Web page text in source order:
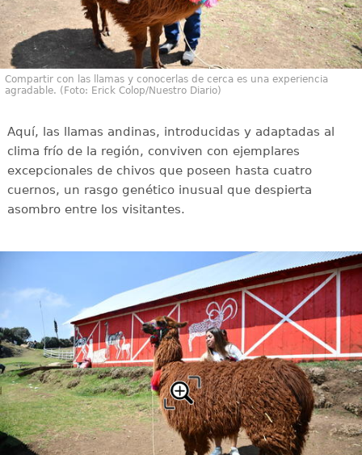
Compartir con las llamas y conocerlas de cerca es una experiencia
agradable. (Foto: Erick Colop/Nuestro Diario)
Aquí, las llamas andinas, introducidas y adaptadas al
clima frío de la región, conviven con ejemplares
excepcionales de chivos que poseen hasta cuatro
cuernos, un rasgo genético inusual que despierta
asombro entre los visitantes.